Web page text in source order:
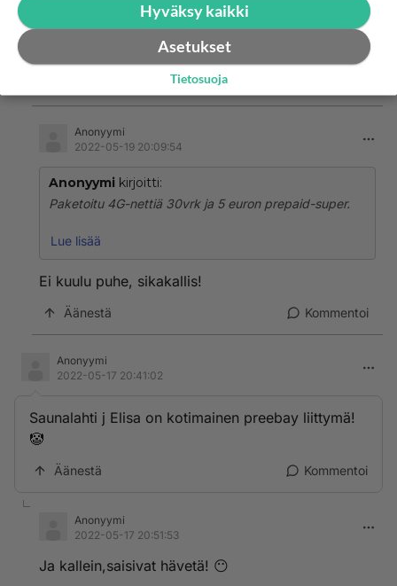
https://www.r-kioski.fi/tuotteet/prepaid-liittymat/prepa
id-tarjoukset/
"DNA Super Prepaid -aloituspakkaus nopea netti
kuukaudeksi yhteensä vain 19,80 €:
Aika kallista netikäyttö kyllä..
Anonyymi
2022-05-19 20:09:54
Anonyymi kirjoitti:
Paketoitu 4G-nettiä 30vrk ja 5 euron prepaid-super.
https://www.r-kioski.fi/tuotteet/prepaid-liittymat/prepa
"DNA Super Prepaid -aloituspakkaus nopea netti
kuukaudeksi yhteensä vain 19,80 €:
Lue lisää
Ei kuulu puhe, sikakallis!
Äänestä Kommentoi
Anonyymi
2022-05-17 20:41:02
Saunalahti j Elisa on kotimainen preebay liittymä!
🤡
Äänestä Kommentoi
Anonyymi
2022-05-17 20:51:53
Ja kallein,saisivat hävetä! 😶
Hyväksy kaikki
Asetukset
Tietosuoja